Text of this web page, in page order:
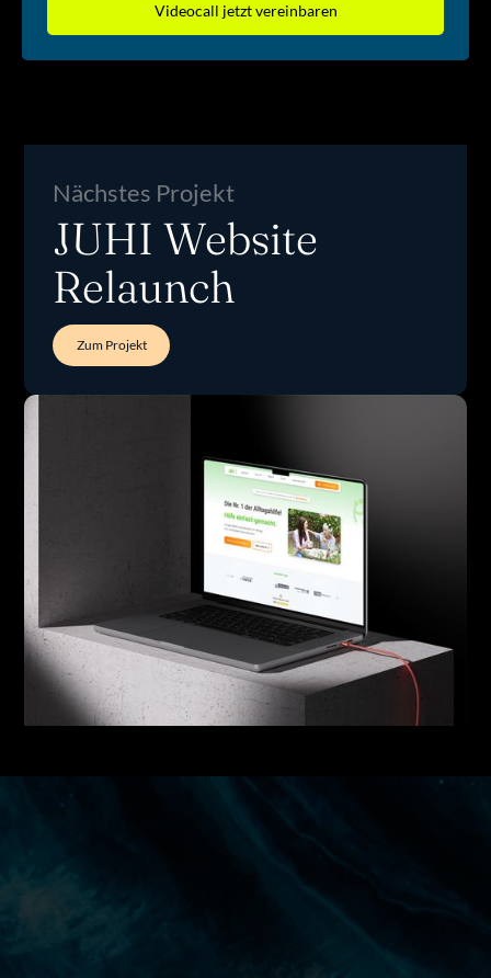
Videocall jetzt vereinbaren
Nächstes Projekt
JUHI Website
Relaunch
Zum Projekt